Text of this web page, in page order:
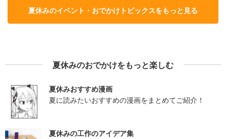
夏休みのイベント・おでかけトピックスをもっと見る
夏休みのおでかけをもっと楽しむ
夏休みおすすめ漫画
夏に読みたいおすすめの漫画をまとめてご紹介！
夏休みの工作のアイデア集